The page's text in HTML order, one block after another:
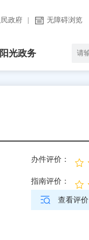
政府 无障碍浏览
阳光政务
办件评价：
指南评价：
查看评价